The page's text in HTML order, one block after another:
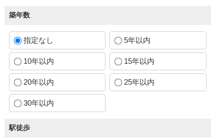
築年数
指定なし 5年以内
10年以内 15年以内
20年以内 25年以内
30年以内
駅徒歩